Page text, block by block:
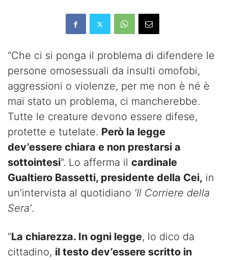
“Che ci si ponga il problema di difendere le
persone omosessuali da insulti omofobi,
aggressioni o violenze, per me non è né è
mai stato un problema, ci mancherebbe.
Tutte le creature devono essere difese,
protette e tutelate. Però la legge
dev’essere chiara e non prestarsi a
sottointesi“. Lo afferma il cardinale
Gualtiero Bassetti, presidente della Cei, in
un’intervista al quotidiano ‘Il Corriere della
Sera’.
“La chiarezza. In ogni legge, lo dico da
cittadino, il testo dev’essere scritto in